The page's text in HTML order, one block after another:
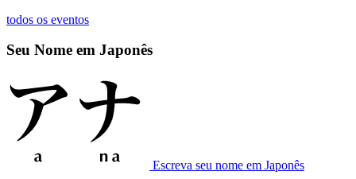
todos os eventos
Seu Nome em Japonês
Escreva seu nome em Japonês